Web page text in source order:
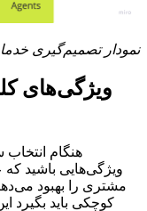
نمودار تصمیم‌گیری
ویژگی‌های
هنگام
ویژگی‌هایی باشید
مشتری را بهبود
کوچکی باید بگیرد